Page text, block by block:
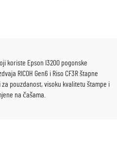
koriste Epson I3200 pogonske
RICOH Gen6 i Riso CF3R štapne
pouzdanost, visoku kvalitetu štampe i
na čašama.